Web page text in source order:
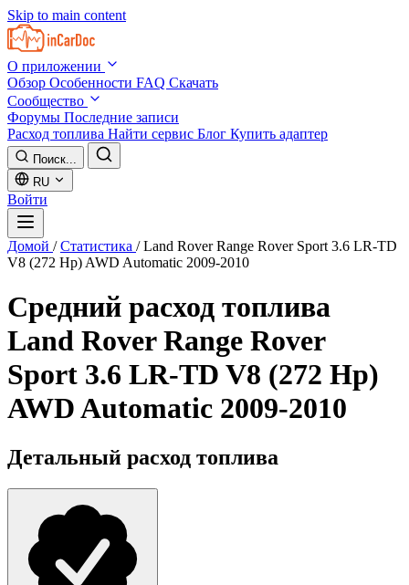
Skip to main content
О приложении
Обзор Особенности FAQ Скачать
Сообщество
Форумы Последние записи
Расход топлива Найти сервис Блог Купить адаптер
Поиск...
RU
Войти
Домой / Статистика / Land Rover Range Rover Sport 3.6 LR-TD
V8 (272 Hp) AWD Automatic 2009-2010
Средний расход топлива
Land Rover Range Rover
Sport 3.6 LR-TD V8 (272 Hp)
AWD Automatic 2009-2010
Детальный расход топлива